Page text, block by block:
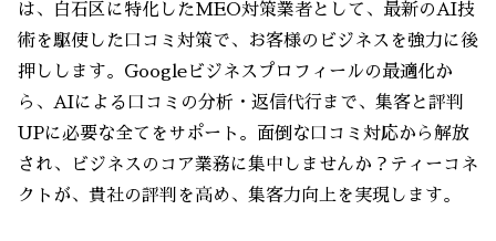
は、白石区に特化したMEO対策業者として、最新のAI技
術を駆使した口コミ対策で、お客様のビジネスを強力に後
押しします。Googleビジネスプロフィールの最適化か
ら、AIによる口コミの分析・返信代行まで、集客と評判
UPに必要な全てをサポート。面倒な口コミ対応から解放
され、ビジネスのコア業務に集中しませんか？ティーコネ
クトが、貴社の評判を高め、集客力向上を実現します。